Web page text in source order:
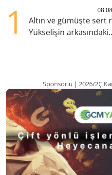
1
Altın ve gümüşte sert
Yükselişin arkasındaki
Sponsorlu | 2026/2Ç